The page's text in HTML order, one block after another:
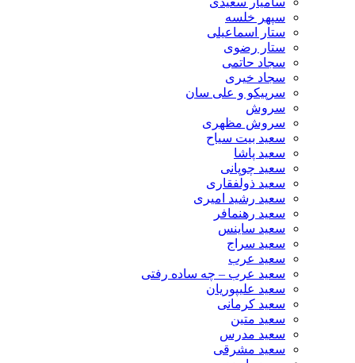
سپهر خلسه
ستار اسماعیلی
ستار رضوی
سجاد حاتمی
سجاد خیری
سرپیکو و علی سان
سروش
سروش مظهری
سعید بیت سیاح
سعید پاشا
سعید چوپانی
سعید ذولفقاری
سعید رشید امیری
سعید رهنمافر
سعید ساینس
سعید سراج
سعید عرب
سعید عرب – چه ساده رفتی
سعید علیپوریان
سعید کرمانی
سعید متین
سعید مدرس
سعید مشرقی